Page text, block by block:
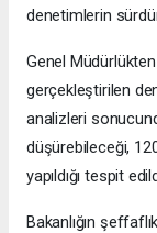
denetimlerin
Genel Müdürlükten
gerçekleştirilen
analizleri
düşürebileceği,
yapıldığı tespit
Bakanlığın